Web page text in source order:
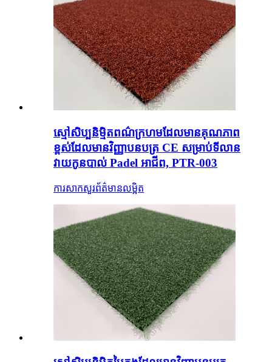
ស្មៅសិប្បនិម្មិតពណ៌ក្រហមដែលមានគុណភាព
ខ្ពស់ដែលមានវិញ្ញាបនបត្រ CE សម្រាប់ទីលាន
វាយកូនបាល់ Padel អាជីព, PTR-003
ការសាកសួរព័ត៌មានលម្អិត